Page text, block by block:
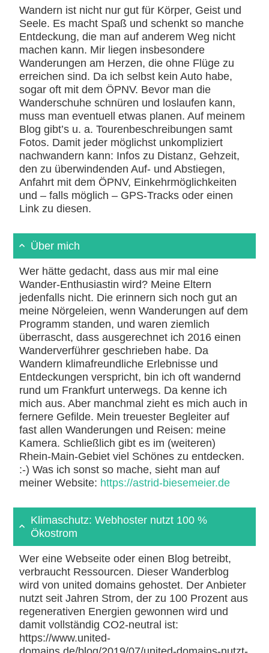
Wandern ist nicht nur gut für Körper, Geist und
Seele. Es macht Spaß und schenkt so manche
Entdeckung, die man auf anderem Weg nicht
machen kann. Mir liegen insbesondere
Wanderungen am Herzen, die ohne Flüge zu
erreichen sind. Da ich selbst kein Auto habe,
sogar oft mit dem ÖPNV. Bevor man die
Wanderschuhe schnüren und loslaufen kann,
muss man eventuell etwas planen. Auf meinem
Blog gibt’s u. a. Tourenbeschreibungen samt
Fotos. Damit jeder möglichst unkompliziert
nachwandern kann: Infos zu Distanz, Gehzeit,
den zu überwindenden Auf- und Abstiegen,
Anfahrt mit dem ÖPNV, Einkehrmöglichkeiten
und – falls möglich – GPS-Tracks oder einen
Link zu diesen.
Über mich
Wer hätte gedacht, dass aus mir mal eine
Wander-Enthusiastin wird? Meine Eltern
jedenfalls nicht. Die erinnern sich noch gut an
meine Nörgeleien, wenn Wanderungen auf dem
Programm standen, und waren ziemlich
überrascht, dass ausgerechnet ich 2016 einen
Wanderverführer geschrieben habe. Da
Wandern klimafreundliche Erlebnisse und
Entdeckungen verspricht, bin ich oft wandernd
rund um Frankfurt unterwegs. Da kenne ich
mich aus. Aber manchmal zieht es mich auch in
fernere Gefilde. Mein treuester Begleiter auf
fast allen Wanderungen und Reisen: meine
Kamera. Schließlich gibt es im (weiteren)
Rhein-Main-Gebiet viel Schönes zu entdecken.
:-) Was ich sonst so mache, sieht man auf
meiner Website: https://astrid-biesemeier.de
Klimaschutz: Webhoster nutzt 100 %
Ökostrom
Wer eine Webseite oder einen Blog betreibt,
verbraucht Ressourcen. Dieser Wanderblog
wird von united domains gehostet. Der Anbieter
nutzt seit Jahren Strom, der zu 100 Prozent aus
regenerativen Energien gewonnen wird und
damit vollständig CO2-neutral ist:
https://www.united-